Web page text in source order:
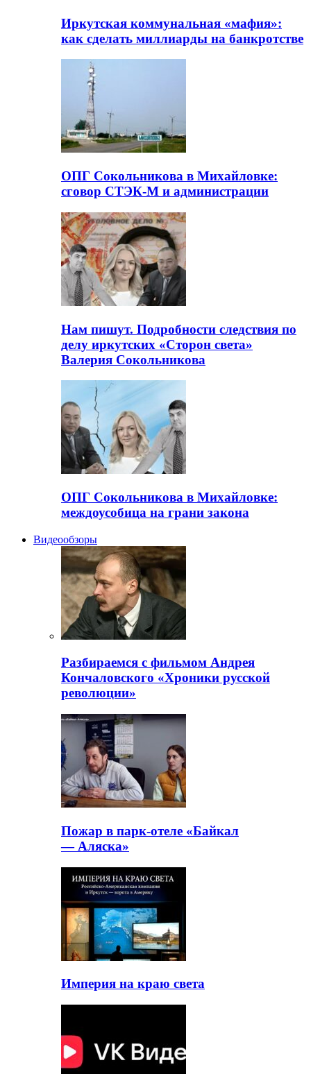
Иркутская коммунальная «мафия»:
как сделать миллиарды на банкротстве
ОПГ Сокольникова в Михайловке:
сговор СТЭК-М и администрации
Нам пишут. Подробности следствия по
делу иркутских «Сторон света»
Валерия Сокольникова
ОПГ Сокольникова в Михайловке:
междоусобица на грани закона
Видеообзоры
Разбираемся с фильмом Андрея
Кончаловского «Хроники русской
революции»
Пожар в парк-отеле «Байкал
— Аляска»
Империя на краю света